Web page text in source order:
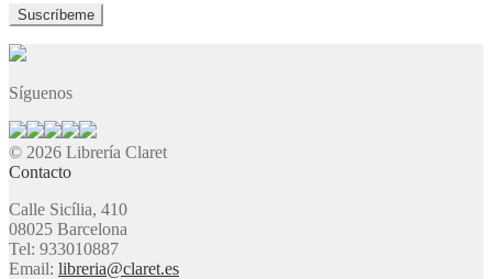
Síguenos
© 2026 Librería Claret
Contacto
Calle Sicília, 410
08025 Barcelona
Tel: 933010887
Email: libreria@claret.es